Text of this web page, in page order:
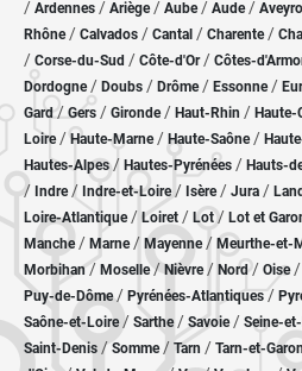
/ Ardennes / Ariège/ Aube/ Aude /
Rhône/ Calvados / Cantal / Charente /
/ Corse-du-Sud / Côte-d'Or / Côtes-
Dordogne/ Doubs / Drôme/ Essonne /
Gard/Gers / Gironde/ Haut-Rhin / Haute-
Loire/Haute-Marne/ Haute-Saône/
Hautes-Alpes/ Hautes-Pyrénées / Hauts-
/ Indre/ Indre-et-Loire/ Isère/ Jura /
Loire-Atlantique/ Loiret / Lot/ Lot et
Manche/ Marne/ Mayenne/ Meurthe-et-
Morbihan/ Moselle/ Nièvre / Nord/ Oise /
Puy-de-Dôme/ Pyrénées-Atlantiques /
Saône-et-Loire/ Sarthe/ Savoie/ Seine-
Saint-Denis /Somme/ Tarn / Tarn-et-